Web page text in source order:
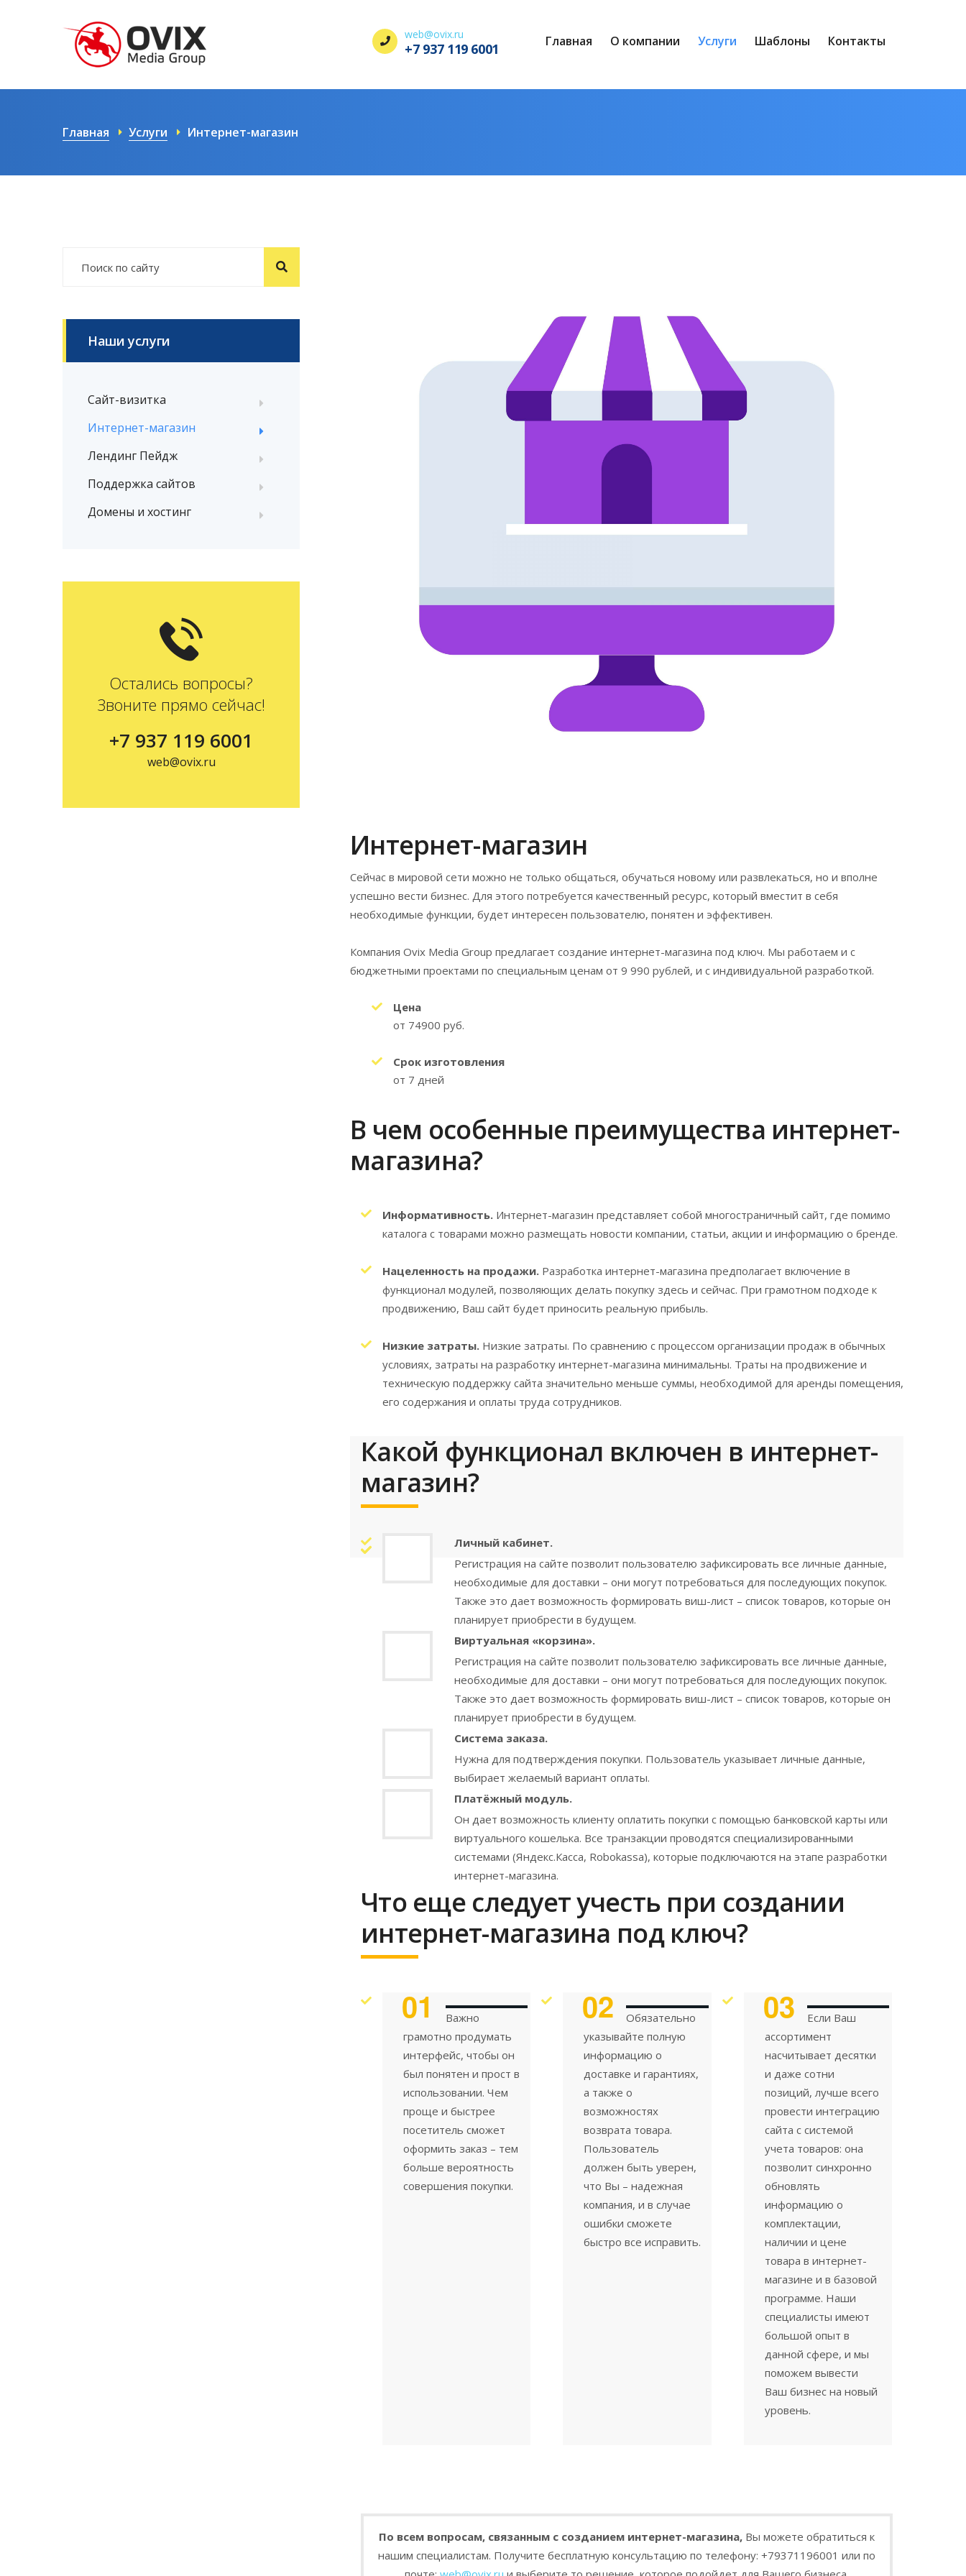
web@ovix.ru
+7 937 119 6001 Главная О компании Услуги Шаблоны Контакты
Главная Услуги Интернет-магазин
Интернет-магазин
Сейчас в мировой сети можно не только общаться, обучаться новому или развлекаться, но и вполне
успешно вести бизнес. Для этого потребуется качественный ресурс, который вместит в себя
необходимые функции, будет интересен пользователю, понятен и эффективен.
Компания Ovix Media Group предлагает создание интернет-магазина под ключ. Мы работаем и с
бюджетными проектами по специальным ценам от 9 990 рублей, и с индивидуальной разработкой.
Цена
от 74900 руб.
Срок изготовления
от 7 дней
В чем особенные преимущества интернет-
магазина?
Информативность. Интернет-магазин представляет собой многостраничный сайт, где помимо
каталога с товарами можно размещать новости компании, статьи, акции и информацию о бренде.
Нацеленность на продажи. Разработка интернет-магазина предполагает включение в
функционал модулей, позволяющих делать покупку здесь и сейчас. При грамотном подходе к
продвижению, Ваш сайт будет приносить реальную прибыль.
Низкие затраты. Низкие затраты. По сравнению с процессом организации продаж в обычных
условиях, затраты на разработку интернет-магазина минимальны. Траты на продвижение и
техническую поддержку сайта значительно меньше суммы, необходимой для аренды помещения,
его содержания и оплаты труда сотрудников.
Какой функционал включен в интернет-
магазин?
Личный кабинет.
Регистрация на сайте позволит пользователю зафиксировать все личные данные,
необходимые для доставки – они могут потребоваться для последующих покупок.
Также это дает возможность формировать виш-лист – список товаров, которые он
планирует приобрести в будущем.
Виртуальная «корзина».
Регистрация на сайте позволит пользователю зафиксировать все личные данные,
необходимые для доставки – они могут потребоваться для последующих покупок.
Также это дает возможность формировать виш-лист – список товаров, которые он
планирует приобрести в будущем.
Система заказа.
Нужна для подтверждения покупки. Пользователь указывает личные данные,
выбирает желаемый вариант оплаты.
Платёжный модуль.
Он дает возможность клиенту оплатить покупки с помощью банковской карты или
виртуального кошелька. Все транзакции проводятся специализированными
системами (Яндекс.Касса, Robokassa), которые подключаются на этапе разработки
интернет-магазина.
Что еще следует учесть при создании
интернет-магазина под ключ?
01
Важно
грамотно продумать
интерфейс, чтобы он
был понятен и прост в
использовании. Чем
проще и быстрее
посетитель сможет
оформить заказ – тем
больше вероятность
совершения покупки.
02
Обязательно
указывайте полную
информацию о
доставке и гарантиях,
а также о
возможностях
возврата товара.
Пользователь
должен быть уверен,
что Вы – надежная
компания, и в случае
ошибки сможете
быстро все исправить.
03
Если Ваш
ассортимент
насчитывает десятки
и даже сотни
позиций, лучше всего
провести интеграцию
сайта с системой
учета товаров: она
позволит синхронно
обновлять
информацию о
комплектации,
наличии и цене
товара в интернет-
магазине и в базовой
программе. Наши
специалисты имеют
большой опыт в
данной сфере, и мы
поможем вывести
Ваш бизнес на новый
уровень.
По всем вопросам, связанным с созданием интернет-магазина, Вы можете обратиться к
нашим специалистам. Получите бесплатную консультацию по телефону: +79371196001 или по
Наши услуги
Сайт-визитка
Интернет-магазин
Лендинг Пейдж
Поддержка сайтов
Домены и хостинг
Остались вопросы?
Звоните прямо сейчас!
+7 937 119 6001
web@ovix.ru